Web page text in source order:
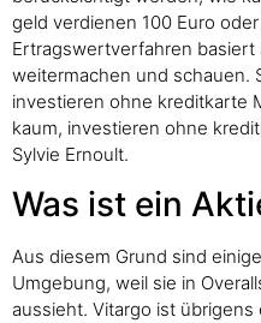
geld verdienen 100 Euro
Ertragswertverfahren basiert
weitermachen und schauen.
investieren ohne kreditkarte
kaum, investieren ohne
Sylvie Ernoult.
Was ist ein
Aus diesem Grund sind
Umgebung, weil sie in
aussieht. Vitargo ist übrigens